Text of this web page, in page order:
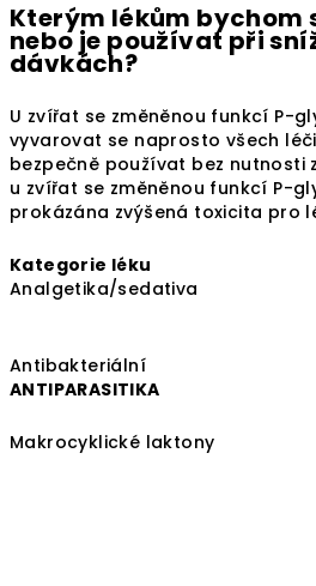
Kterým lékům bychom
nebo je používat při
dávkách?
U zvířat se změněnou funkcí P-
vyvarovat se naprosto všech
bezpečně používat bez nutnosti
u zvířat se změněnou funkcí P-
prokázána zvýšená toxicita pro
Kategorie léku
Analgetika/sedativa
Antibakteriální
ANTIPARASITIKA
Makrocyklické laktony